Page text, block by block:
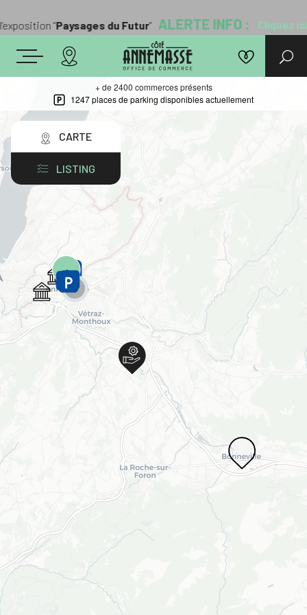
“Paysages du Futur” ALERTE INFO : Cliquez ici
CARTE
LISTING
Chargement en cours...
+ de 2400 commerces présents
1247 places de parking disponibles actuellement